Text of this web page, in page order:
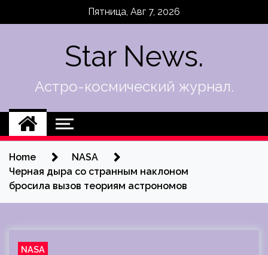
Пятница, Авг 7, 2026
Star News.
Астро-космический журнал.
Home
NASA
Черная дыра со странным наклоном
бросила вызов теориям астрономов
NASA